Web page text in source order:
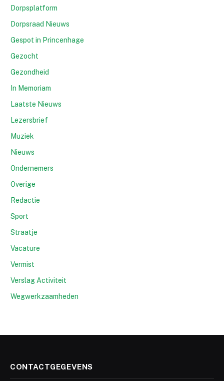
Dorpsplatform
Dorpsraad Nieuws
Gespot in Princenhage
Gezocht
Gezondheid
In Memoriam
Laatste Nieuws
Lezersbrief
Muziek
Nieuws
Ondernemers
Overige
Redactie
Sport
Straatje
Vacature
Vermist
Verslag Activiteit
Wegwerkzaamheden
CONTACTGEGEVENS